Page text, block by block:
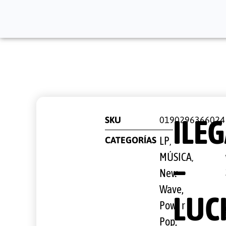
SKU
0190296366024
CATEGORÍAS LP,
MÚSICA,
New
Wave,
Power
Pop,
–